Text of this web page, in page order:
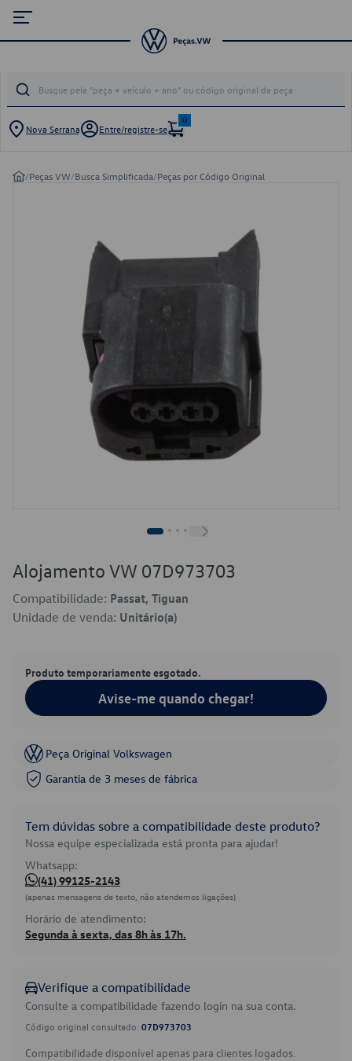
Nova Serrana Entre/registre-se
0
/Peças VW/Busca Simplificada/Peças por Código Original
Alojamento VW 07D973703
Compatibilidade: Passat, Tiguan
Unidade de venda: Unitário(a)
Produto temporariamente esgotado.
Avise-me quando chegar!
Peça Original Volkswagen
Garantia de 3 meses de fábrica
Tem dúvidas sobre a compatibilidade deste produto?
Nossa equipe especializada está pronta para ajudar!
Whatsapp:
(41) 99125-2143
(apenas mensagens de texto, não atendemos ligações)
Horário de atendimento:
Segunda à sexta, das 8h às 17h.
Verifique a compatibilidade
Consulte a compatibilidade fazendo login na sua conta.
Código original consultado: 07D973703
Compatibilidade disponível apenas para clientes logados.